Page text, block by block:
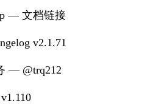
— 文档链接
v2.1.71
— @trq212